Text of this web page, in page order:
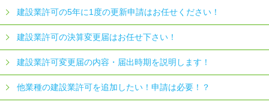
建設業許可の5年に1度の更新申請はお任せください！
建設業許可の決算変更届はお任せ下さい！
建設業許可変更届の内容・届出時期を説明します！
他業種の建設業許可を追加したい！申請は必要！？